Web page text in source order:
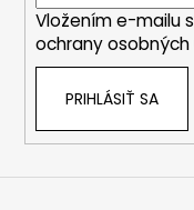
Vložením e-mailu
ochrany
PRIHLÁSIŤ SA